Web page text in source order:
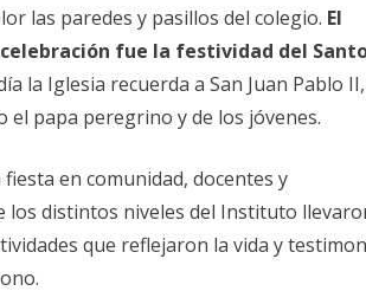
las paredes y pasillos del colegio. El
fue la festividad del
la Iglesia recuerda a San Juan Pablo II,
el papa peregrino y de los jóvenes.
en comunidad, docentes y
los distintos niveles del Instituto
que reflejaron la vida y